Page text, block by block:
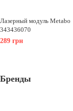
Лазерный модуль Metabo
343436070
289 грн
Бренды